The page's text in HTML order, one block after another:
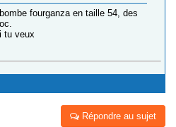
fourganza en taille 54, des
tu veux
Répondre au sujet